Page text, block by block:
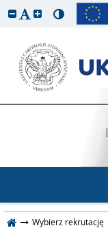
Wybierz rekrutację